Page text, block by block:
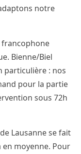
notre
francophone
Bienne/Biel
particulière : nos
pour la partie
sous 72h
Lausanne se fait
moyenne. Pour